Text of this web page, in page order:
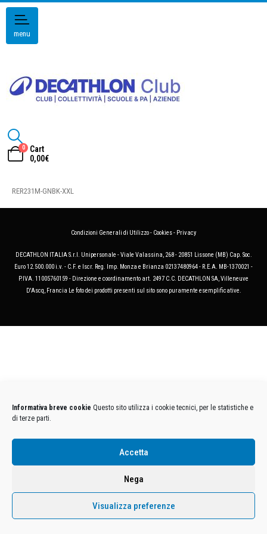
Informativa breve cookie Questo sito utilizza i cookie tecnici, per le statistiche e
di terze parti.
Accetta
Nega
Visualizza preferenze
menu
0
Cart
0,00€
RER231M-GNBK-XXL
Condizioni Generali di Utilizzo- Cookies- Privacy
DECATHLON ITALIA S.r.l. Unipersonale - Viale Valassina, 268 - 20851 Lissone (MB) Cap. Soc.
Euro 12.500.000 i.v. - C.F. e Iscr. Reg. Imp. Monza e Brianza 02137480964 - R.E.A. MB-1370021 -
P.IVA. 11005760159 - Direzione e coordinamento art. 2497 C.C. DECATHLON SA, Villeneuve
D'Ascq, Francia Le foto dei prodotti presenti sul sito sono puramente esemplificative.